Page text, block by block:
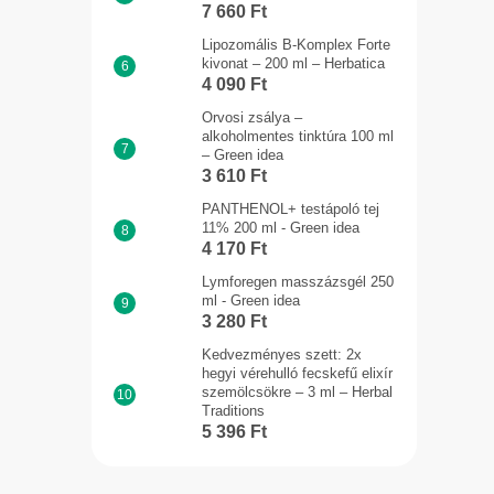
7 660 Ft
Lipozomális B-Komplex Forte
kivonat – 200 ml – Herbatica
4 090 Ft
Orvosi zsálya –
alkoholmentes tinktúra 100 ml
– Green idea
3 610 Ft
PANTHENOL+ testápoló tej
11% 200 ml - Green idea
4 170 Ft
Lymforegen masszázsgél 250
ml - Green idea
3 280 Ft
Kedvezményes szett: 2x
hegyi vérehulló fecskefű elixír
szemölcsökre – 3 ml – Herbal
Traditions
5 396 Ft